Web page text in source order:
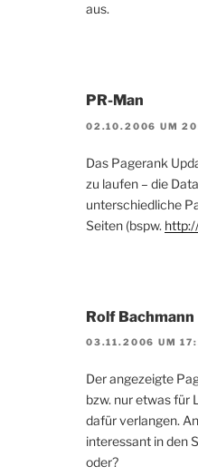
aus.
PR-Man
02.10.2006 UM
Das Pagerank
zu laufen – die
unterschiedliche
Seiten (bspw.
Rolf Bachmann
03.11.2006 UM
Der angezeigte
bzw. nur etwas für
dafür verlangen.
interessant in den
oder?